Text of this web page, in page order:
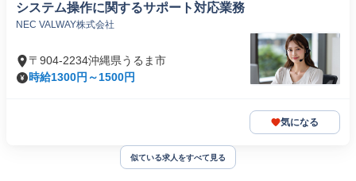
システム操作に関するサポート対応業務
NEC VALWAY株式会社
〒904-2234沖縄県うるま市
時給1300円～1500円
気になる
似ている求人をすべて見る